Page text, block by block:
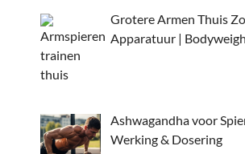
Grotere Armen Thuis
Apparatuur |
Ashwagandha voor
Werking & Dosering